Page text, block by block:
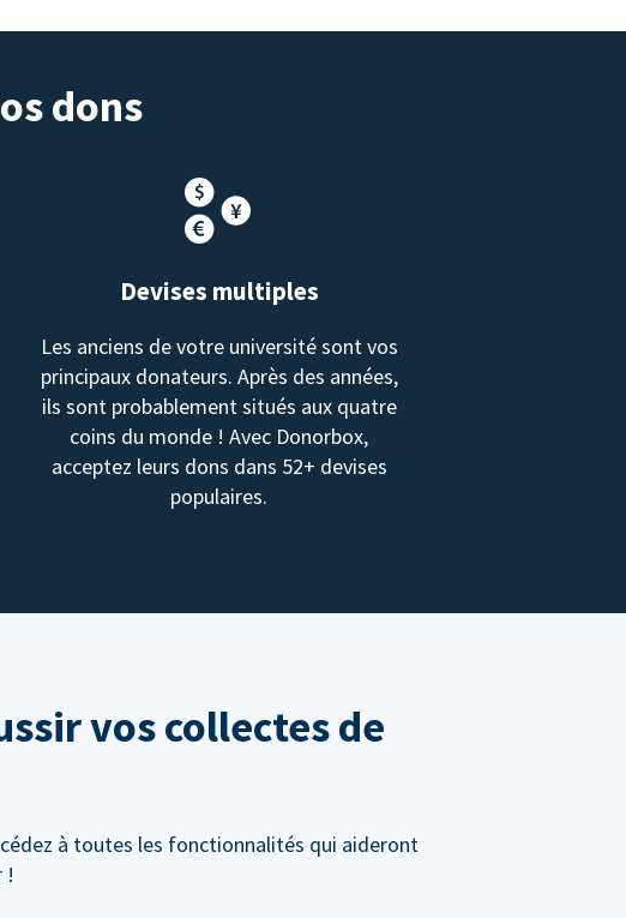
dons
Devises multiples
Les anciens de votre université sont vos
principaux donateurs. Après des années,
ils sont probablement situés aux quatre
coins du monde ! Avec Donorbox,
acceptez leurs dons dans 52+ devises
populaires.
vos collectes de
à toutes les fonctionnalités qui aideront
!